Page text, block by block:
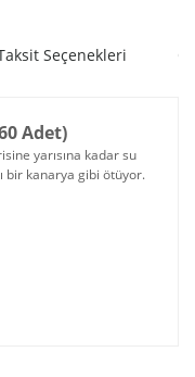
Seçenekleri
Adet)
yarısına kadar su
bir kanarya gibi ötüyor.